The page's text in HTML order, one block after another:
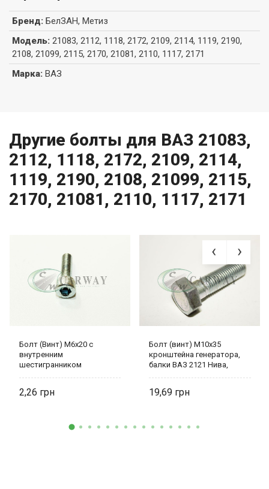
Бренд: БелЗАН, Метиз
Модель: 21083, 2112, 1118, 2172, 2109, 2114, 1119, 2190,
2108, 21099, 2115, 2170, 21081, 2110, 1117, 2171
Марка: ВАЗ
Другие болты для ВАЗ 21083,
2112, 1118, 2172, 2109, 2114,
1119, 2190, 2108, 21099, 2115,
2170, 21081, 2110, 1117, 2171
Болт (Винт) М6х20 с
внутренним
шестигранником
Калина 21080-1011023-008
2,26
Болт (винт) М10х35
кронштейна генератора,
балки ВАЗ 2121 Нива,
0059709-21 БелЗАН
19,69